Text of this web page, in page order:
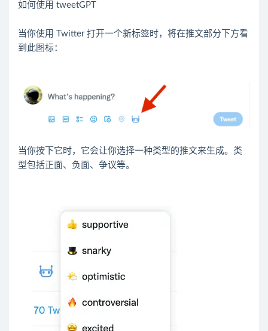
如何使用 tweetGPT
当你使用 Twitter 打开一个新标签时，将在推文部分下方看
到此图标：
当你按下它时，它会让你选择一种类型的推文来生成。类
型包括正面、负面、争议等。